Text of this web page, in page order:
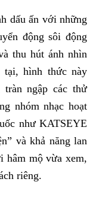
dấu ấn với những
động sôi động
thu hút ánh nhìn
tại, hình thức này
ngập các thử
nhóm nhạc hoạt
như KATSEYE
và khả năng lan
hâm mộ vừa xem,
riêng.